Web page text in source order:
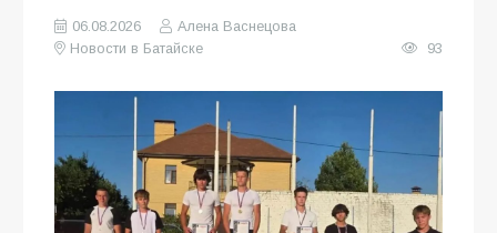
06.08.2026
Алена Васнецова
Новости в Батайске
93